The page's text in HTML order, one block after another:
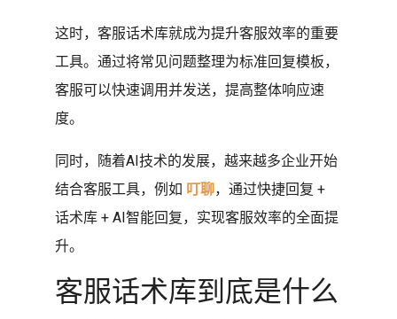
这时，客服话术库就成为提升客服效率的重要
工具。通过将常见问题整理为标准回复模板，
客服可以快速调用并发送，提高整体响应速
度。
同时，随着AI技术的发展，越来越多企业开始
结合客服工具，例如 叮聊，通过快捷回复 +
话术库 + AI智能回复，实现客服效率的全面提
升。
客服话术库到底是什么